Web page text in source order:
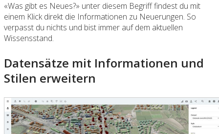
«Was gibt es Neues?» unter diesem Begriff findest du mit
einem Klick direkt die Informationen zu Neuerungen. So
verpasst du nichts und bist immer auf dem aktuellen
Wissensstand.
Datensätze mit Informationen und
Stilen erweitern